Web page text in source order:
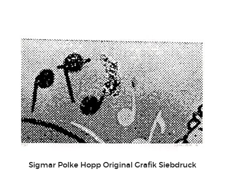
Sigmar Polke Hopp Original Grafik Siebdruck